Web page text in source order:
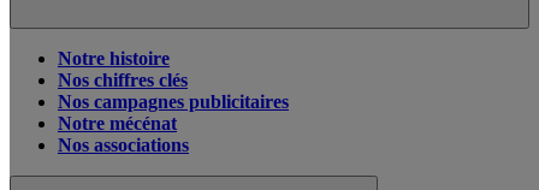
Notre histoire
Nos chiffres clés
Nos campagnes publicitaires
Notre mécénat
Nos associations